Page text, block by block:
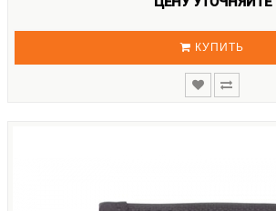
КУПИТЬ